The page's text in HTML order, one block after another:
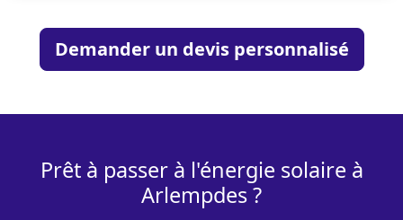
Demander un devis personnalisé
Prêt à passer à l'énergie solaire à
Arlempdes ?